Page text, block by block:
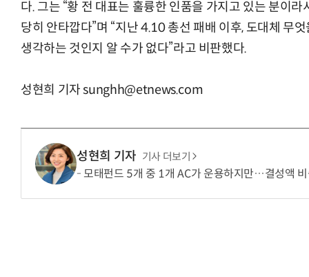
다. 그는 “황 전 대표는 훌륭한 인품을 가지고 있는 분이
당히 안타깝다”며 “지난 4.10 총선 패배 이후, 도대체 무
생각하는 것인지 알 수가 없다”라고 비판했다.
성현희 기자 sunghh@etnews.com
성현희 기자 기사 더보기
모태펀드 5개 중 1개 AC가 운용하지만…결성액
“계속 쫓아왔다”…